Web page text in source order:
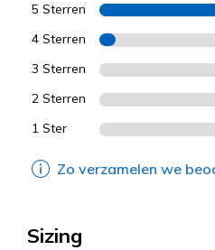
5 Sterren
4 Sterren
3 Sterren
2 Sterren
1 Ster
Zo verzamelen we
Sizing